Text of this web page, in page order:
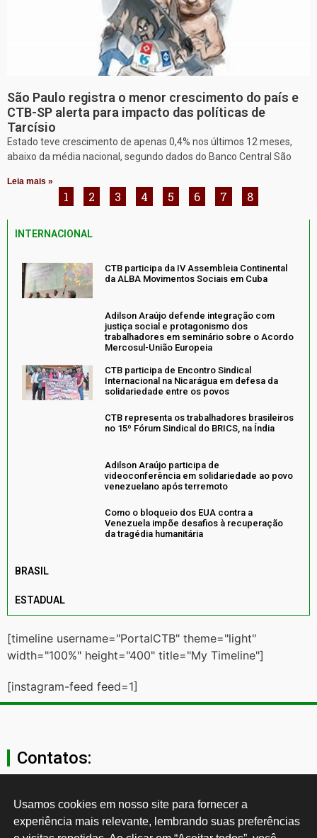
São Paulo registra o menor crescimento do país e
CTB-SP alerta para impacto das políticas de
Tarcísio
Estado teve crescimento de apenas 0,4% nos últimos 12 meses,
abaixo da média nacional, segundo dados do Banco Central São
Leia mais »
1 2 3 4 5 6 7 8
INTERNACIONAL
CTB participa da IV Assembleia Continental
da ALBA Movimentos Sociais em Cuba
Adilson Araújo defende integração com
justiça social e protagonismo dos
trabalhadores em seminário sobre o Acordo
Mercosul-União Europeia
CTB participa de Encontro Sindical
Internacional na Nicarágua em defesa da
solidariedade entre os povos
CTB representa os trabalhadores brasileiros
no 15º Fórum Sindical do BRICS, na Índia
Adilson Araújo participa de
videoconferência em solidariedade ao povo
venezuelano após terremoto
Como o bloqueio dos EUA contra a
Venezuela impõe desafios à recuperação
da tragédia humanitária
BRASIL
ESTADUAL
[timeline username="PortalCTB" theme="light"
width="100%" height="400" title="My Timeline"]
[instagram-feed feed=1]
Contatos:
secgeral@ctb.org.br
11 3874-0040
Usamos cookies em nosso site para fornecer a
experiência mais relevante, lembrando suas preferências